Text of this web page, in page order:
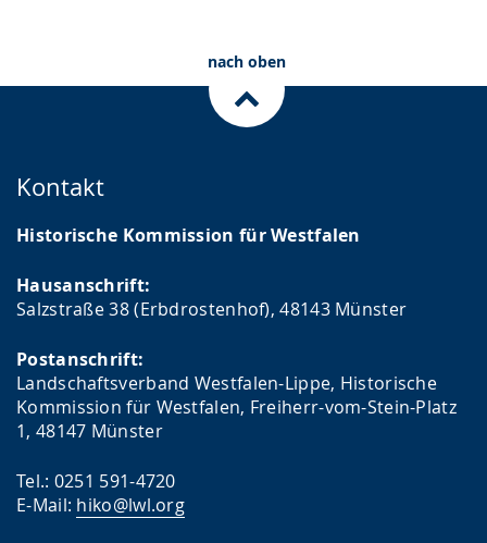
nach oben
Kontakt
Historische Kommission für Westfalen
Hausanschrift:
Salzstraße 38 (Erbdrostenhof), 48143 Münster
Postanschrift:
Landschaftsverband Westfalen-Lippe, Historische
Kommission für Westfalen, Freiherr-vom-Stein-Platz
1, 48147 Münster
Tel.: 0251 591-4720
E-Mail: hiko@lwl.org